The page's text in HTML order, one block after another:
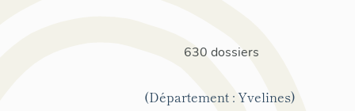
630 dossiers
(Département : Yvelines)